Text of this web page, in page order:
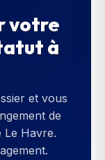
votre
à
et vous
de
Le Havre.